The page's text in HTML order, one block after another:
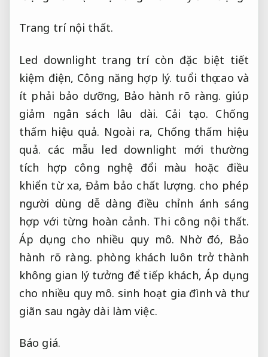
Trang trí nội thất.
Led downlight trang trí còn đặc biệt tiết
kiệm điện, Công năng hợp lý. tuổi thọ cao và
ít phải bảo dưỡng, Bảo hành rõ ràng. giúp
giảm ngân sách lâu dài. Cải tạo. Chống
thấm hiệu quả. Ngoài ra, Chống thấm hiệu
quả. các mẫu led downlight mới thường
tích hợp công nghệ đổi màu hoặc điều
khiển từ xa, Đảm bảo chất lượng. cho phép
người dùng dễ dàng điều chỉnh ánh sáng
hợp với từng hoàn cảnh. Thi công nội thất.
Áp dụng cho nhiều quy mô. Nhờ đó, Bảo
hành rõ ràng. phòng khách luôn trở thành
không gian lý tưởng để tiếp khách,Áp dụng
cho nhiều quy mô. sinh hoạt gia đình và thư
giãn sau ngày dài làm việc.
Báo giá.